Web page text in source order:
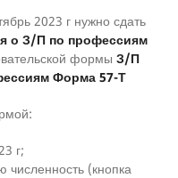
2023 г нужно сдать
о З/П по профессиям
формы З/П
Форма 57-Т
г;
численность (кнопка